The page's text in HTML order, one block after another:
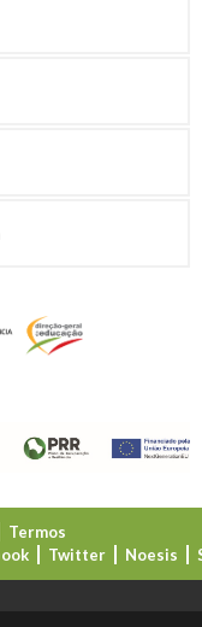
Termos
Twitter Noesis